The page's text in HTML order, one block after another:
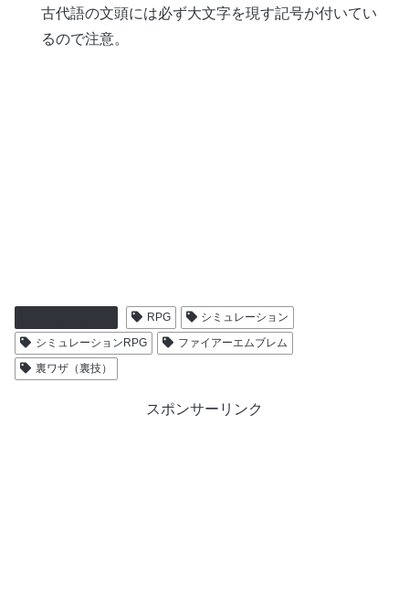
古代語の文頭には必ず大文字を現す記号が付いてい
るので注意。
RPG
シミュレーション
シミュレーションRPG
ファイアーエムブレム
裏ワザ（裏技）
スポンサーリンク